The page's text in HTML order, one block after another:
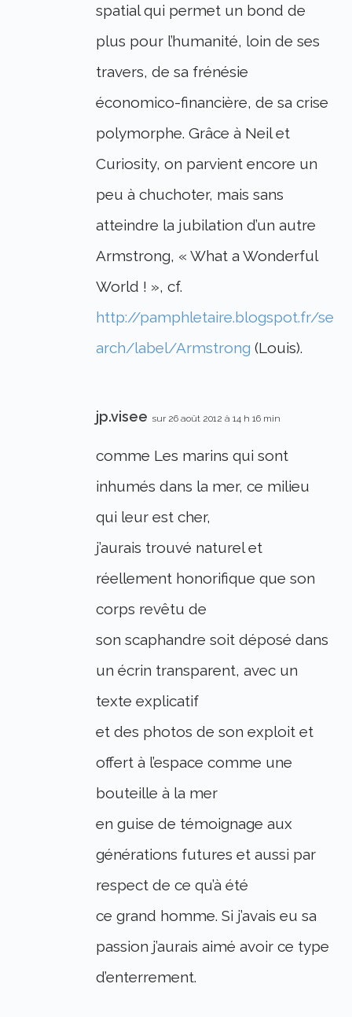
spatial qui permet un bond de
plus pour l’humanité, loin de ses
travers, de sa frénésie
économico-financière, de sa crise
polymorphe. Grâce à Neil et
Curiosity, on parvient encore un
peu à chuchoter, mais sans
atteindre la jubilation d’un autre
Armstrong, « What a Wonderful
World ! », cf.
http://pamphletaire.blogspot.fr/se
arch/label/Armstrong (Louis).
jp.visee sur 26 août 2012 à 14 h 16 min
comme Les marins qui sont
inhumés dans la mer, ce milieu
qui leur est cher,
j’aurais trouvé naturel et
réellement honorifique que son
corps revêtu de
son scaphandre soit déposé dans
un écrin transparent, avec un
texte explicatif
et des photos de son exploit et
offert à l’espace comme une
bouteille à la mer
en guise de témoignage aux
générations futures et aussi par
respect de ce qu’à été
ce grand homme. Si j’avais eu sa
passion j’aurais aimé avoir ce type
d’enterrement.